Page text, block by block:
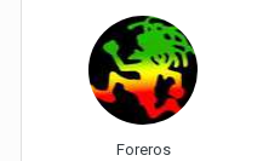
Foreros